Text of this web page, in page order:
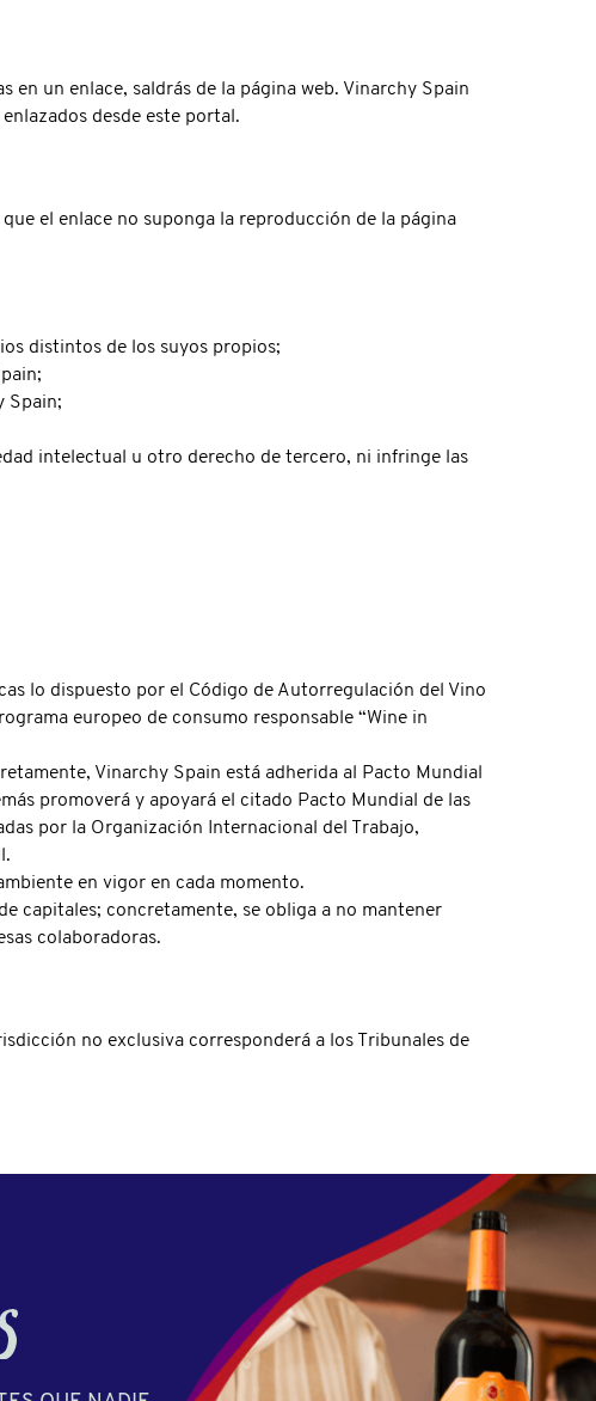
un enlace, saldrás de la página web. Vinarchy Spain
desde este portal.
el enlace no suponga la reproducción de la página
distintos de los suyos propios;
Spain;
intelectual u otro derecho de tercero, ni infringe las
lo dispuesto por el Código de Autorregulación del Vino
europeo de consumo responsable “Wine in
Vinarchy Spain está adherida al Pacto Mundial
promoverá y apoyará el citado Pacto Mundial de las
por la Organización Internacional del Trabajo,
en vigor en cada momento.
capitales; concretamente, se obliga a no mantener
colaboradoras.
no exclusiva corresponderá a los Tribunales de